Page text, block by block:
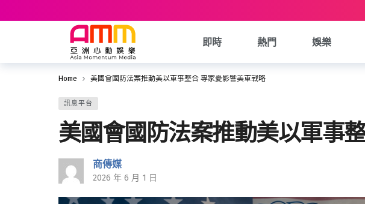
即時 熱門 娛樂
Home 美國會國防法案推動美以軍事整合 專家憂影響美軍戰略
訊息平台
美國會國防法案推動美以軍事
商傳媒
2026 年 6 月 1 日